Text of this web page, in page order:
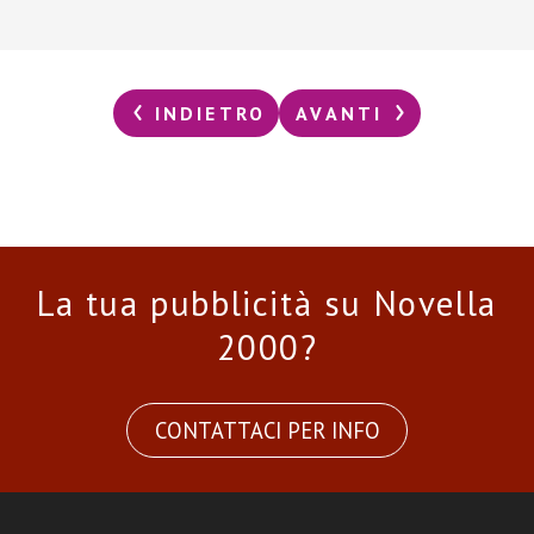
INDIETRO AVANTI
La tua pubblicità su Novella
2000?
CONTATTACI PER INFO